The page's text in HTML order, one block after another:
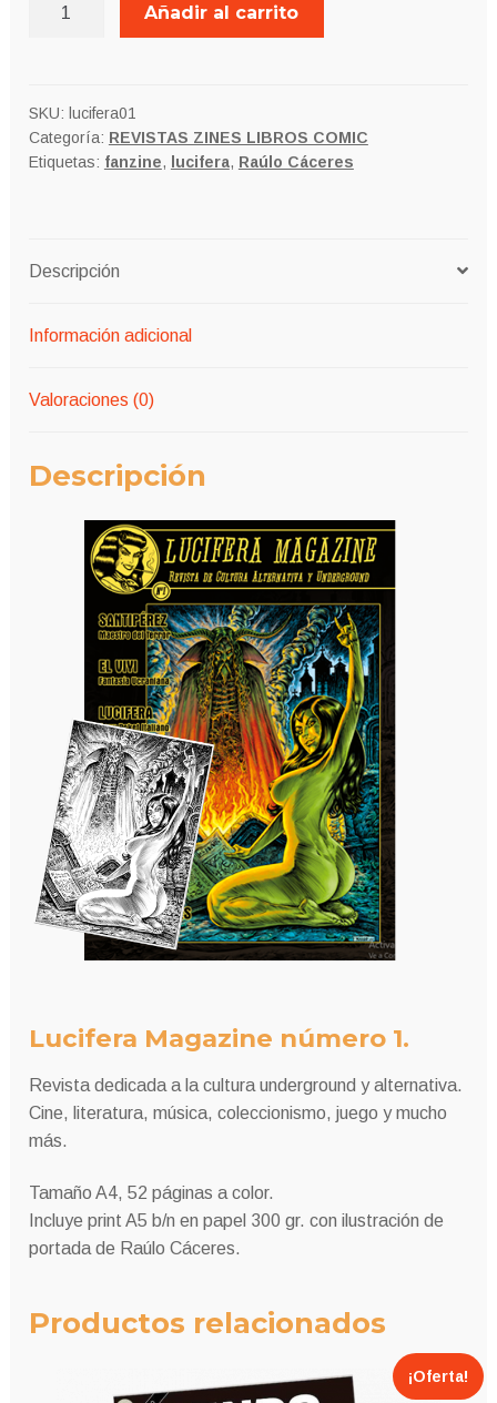
Añadir al carrito
SKU: lucifera01
Categoría: REVISTAS ZINES LIBROS COMIC
Etiquetas: fanzine, lucifera, Raúlo Cáceres
Descripción
Información adicional
Valoraciones (0)
Descripción
Lucifera Magazine número 1.
Revista dedicada a la cultura underground y alternativa.
Cine, literatura, música, coleccionismo, juego y mucho
más.
Tamaño A4, 52 páginas a color.
Incluye print A5 b/n en papel 300 gr. con ilustración de
portada de Raúlo Cáceres.
Productos relacionados
¡Oferta!